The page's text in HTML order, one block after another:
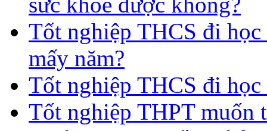
Tốt nghiệp THCS đi
mấy năm?
Tốt nghiệp THCS đi
Tốt nghiệp THPT muốn